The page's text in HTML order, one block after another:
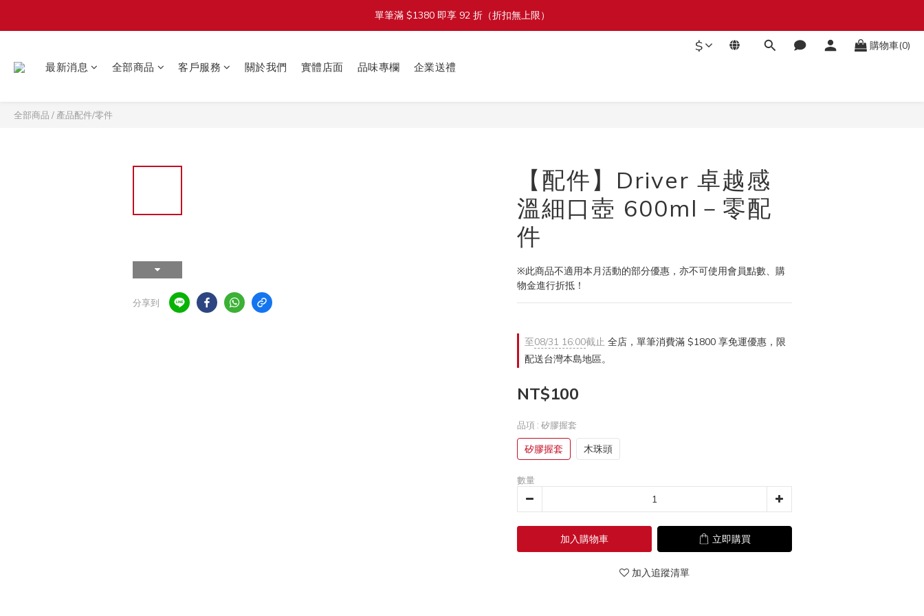
加入會員立即送 $100 購物金
單筆滿 $1380 即享 92 折（折扣無上限）
$ 購物車(0)
最新消息 全部商品 客戶服務 關於我們 實體店面 品味專欄 企業送禮
全部商品 / 產品配件/零件
分享到
【配件】Driver 卓越感
溫細口壺 600ml－零配
件
※此商品不適用本月活動的部分優惠，亦不可使用會員點數、購
物金進行折抵！
至08/31 16:00截止 全店，單筆消費滿 $1800 享免運優惠，限
配送台灣本島地區。
NT$100
品項 : 矽膠握套
矽膠握套 木珠頭
數量
加入購物車 立即購買
加入追蹤清單